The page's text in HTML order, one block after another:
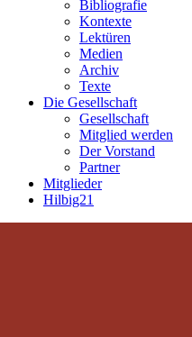
Bibliografie
Kontexte
Lektüren
Medien
Archiv
Texte
Die Gesellschaft
Gesellschaft
Mitglied werden
Der Vorstand
Partner
Mitglieder
Hilbig21